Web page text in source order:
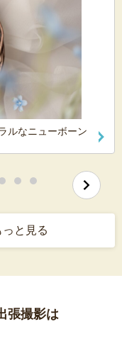
ルなニューボーン
と見る
張撮影は